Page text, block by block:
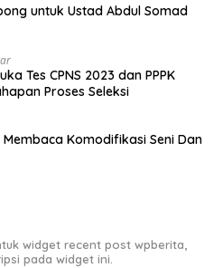
untuk Ustad Abdul Somad
Tes CPNS 2023 dan PPPK
Proses Seleksi
Komodifikasi Seni Dan
widget recent post wpberita,
pada widget ini.